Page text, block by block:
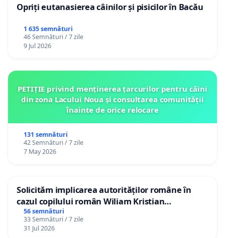
Opriți eutanasierea câinilor și pisicilor în Bacău
1 635 semnături
46 Semnături / 7 zile
9 Jul 2026
PETIȚIE privind menținerea țarcurilor pentru câini
din zona Lacului Noua și consultarea comunității
înainte de orice relocare
131 semnături
42 Semnături / 7 zile
7 May 2026
Solicităm implicarea autorităților române în
cazul copilului român Wiliam Kristian
Gheorghe, aflat în plasament în Danemarca de
12 ani
56 semnături
33 Semnături / 7 zile
31 Jul 2026